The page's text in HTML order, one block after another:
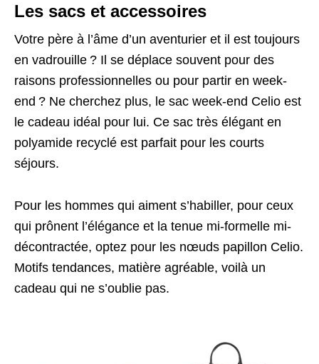
Les sacs et accessoires
Votre père à l’âme d’un aventurier et il est toujours
en vadrouille ? Il se déplace souvent pour des
raisons professionnelles ou pour partir en week-
end ? Ne cherchez plus, le sac week-end Celio est
le cadeau idéal pour lui. Ce sac très élégant en
polyamide recyclé est parfait pour les courts
séjours.
Pour les hommes qui aiment s’habiller, pour ceux
qui prônent l’élégance et la tenue mi-formelle mi-
décontractée, optez pour les nœuds papillon Celio.
Motifs tendances, matière agréable, voilà un
cadeau qui ne s’oublie pas.